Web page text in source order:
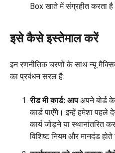
Box खाते में संग्रहीत करता
इसे कैसे इस्तेमाल करें
इन रणनीतिक चरणों के साथ न्यू
का प्रबंधन सरल है:
रीड मी कार्ड: आपअपने बोर्ड
कार्ड पाएँगे। इन्हें हमेशा पहले
कार्य जोड़ने या स्थानांतरित
विशिष्ट नियम और मानदंड होते